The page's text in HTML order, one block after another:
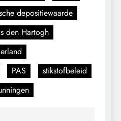
depositiewaarde
den Hartogh
PAS
stikstofbeleid